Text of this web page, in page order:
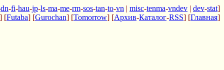
dn-fi-hau-jp-ls-ma-me-rm-sos-tan-to-vn | misc-tenma-vndev | dev-stat]
] [Futaba] [Gurochan] [Tomorrow] [Архив-Каталог-RSS] [Главная]